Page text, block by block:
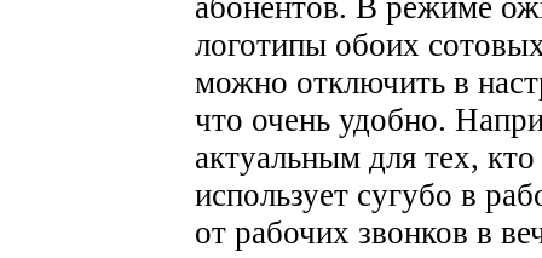
абонентов. В режиме
логотипы обоих
можно отключить в
что очень удобно.
актуальным для тех,
использует сугубо в
от рабочих звонков в